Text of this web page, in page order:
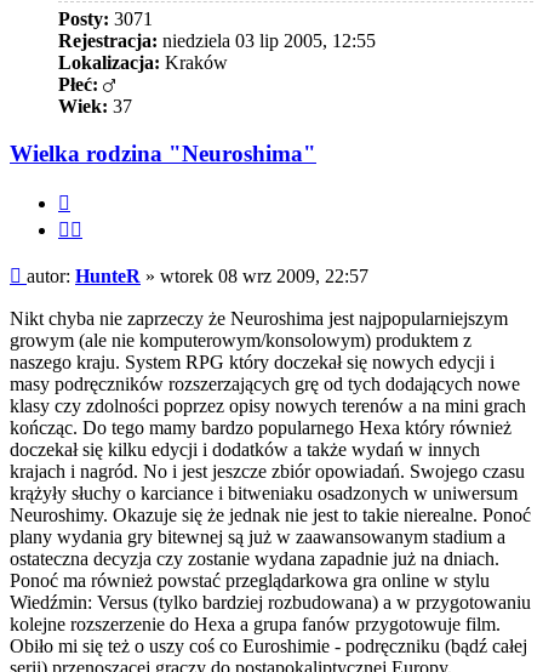
Posty: 3071
Rejestracja: niedziela 03 lip 2005, 12:55
Lokalizacja: Kraków
Płeć:
Wiek: 37
Wielka rodzina "Neuroshima"
Post
autor: HunteR » wtorek 08 wrz 2009, 22:57
Nikt chyba nie zaprzeczy że Neuroshima jest najpopularniejszym
growym (ale nie komputerowym/konsolowym) produktem z
naszego kraju. System RPG który doczekał się nowych edycji i
masy podręczników rozszerzających grę od tych dodających nowe
klasy czy zdolności poprzez opisy nowych terenów a na mini grach
kończąc. Do tego mamy bardzo popularnego Hexa który również
doczekał się kilku edycji i dodatków a także wydań w innych
krajach i nagród. No i jest jeszcze zbiór opowiadań. Swojego czasu
krążyły słuchy o karciance i bitweniaku osadzonych w uniwersum
Neuroshimy. Okazuje się że jednak nie jest to takie nierealne. Ponoć
plany wydania gry bitewnej są już w zaawansowanym stadium a
ostateczna decyzja czy zostanie wydana zapadnie już na dniach.
Ponoć ma również powstać przeglądarkowa gra online w stylu
Wiedźmin: Versus (tylko bardziej rozbudowana) a w przygotowaniu
kolejne rozszerzenie do Hexa a grupa fanów przygotowuje film.
Obiło mi się też o uszy coś co Euroshimie - podręczniku (bądź całej